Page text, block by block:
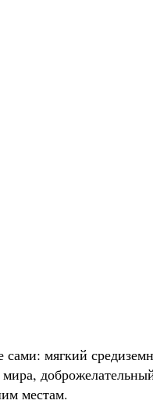
сами: мягкий
местам.